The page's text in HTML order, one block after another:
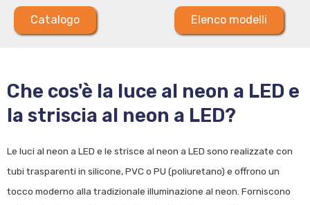
Catalogo Elenco modelli
Che cos'è la luce al neon a LED e
la striscia al neon a LED?
Le luci al neon a LED e le strisce al neon a LED sono realizzate con
tubi trasparenti in silicone, PVC o PU (poliuretano) e offrono un
tocco moderno alla tradizionale illuminazione al neon. Forniscono